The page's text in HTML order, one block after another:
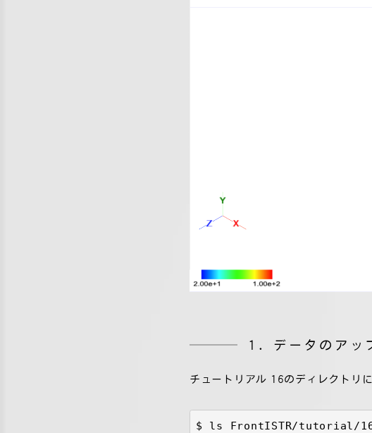
1. データのアッ
チュートリアル 16のディレクトリ
$ ls FrontISTR/tutorial/